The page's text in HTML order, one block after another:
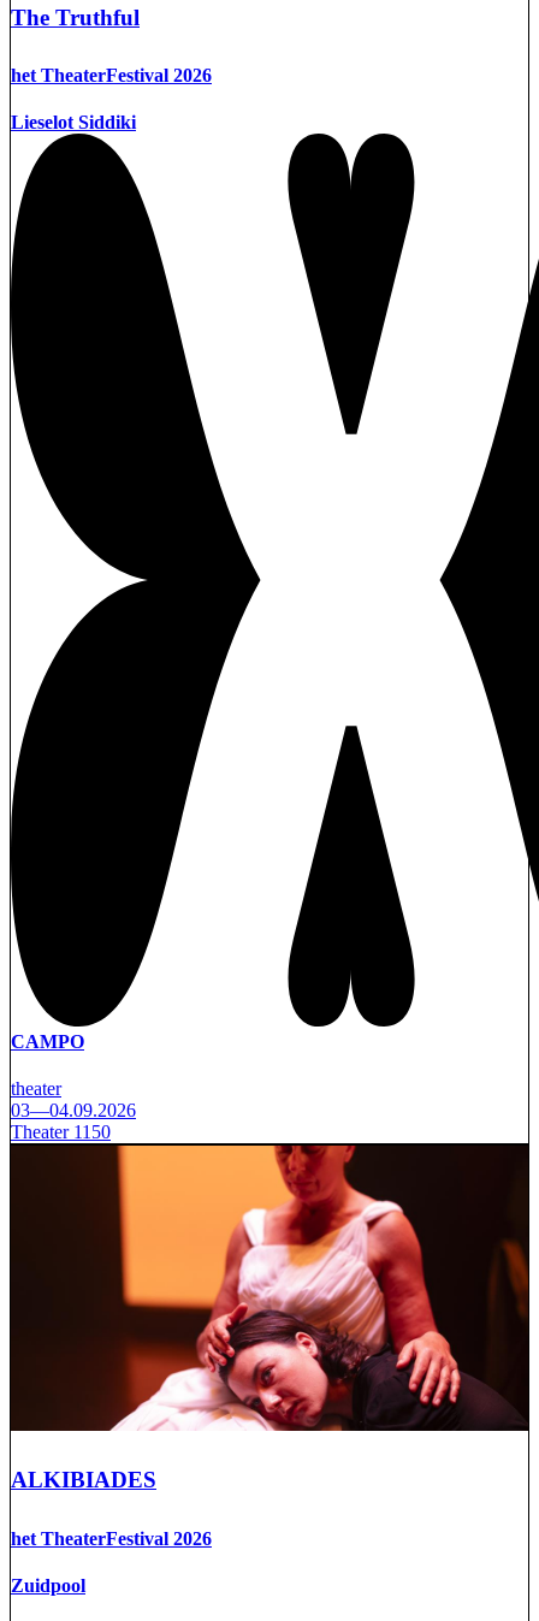
The Truthful
het TheaterFestival 2026
Lieselot Siddiki
CAMPO
theater
03—04.09.2026
Theater 1150
ALKIBIADES
het TheaterFestival 2026
Zuidpool